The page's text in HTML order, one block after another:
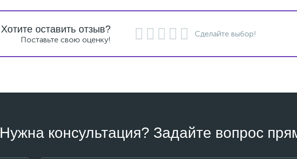
Хотите оставить отзыв?
Поставьте свою оценку!
Сделайте выбор!
Нужна консультация? Задайте вопрос